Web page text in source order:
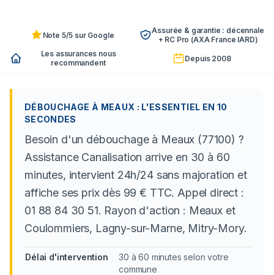
Note 5/5 sur Google
Assurée & garantie : décennale
+ RC Pro (AXA France IARD)
Les assurances nous
recommandent
Depuis 2008
DÉBOUCHAGE À MEAUX : L'ESSENTIEL EN 10
SECONDES
Besoin d'un débouchage à Meaux (77100) ?
Assistance Canalisation arrive en 30 à 60
minutes, intervient 24h/24 sans majoration et
affiche ses prix dès 99 € TTC. Appel direct :
01 88 84 30 51. Rayon d'action : Meaux et
Coulommiers, Lagny-sur-Marne, Mitry-Mory.
Délai d'intervention
30 à 60 minutes selon votre
commune